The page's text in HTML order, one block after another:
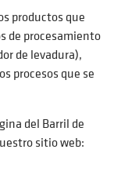
productos que
de procesamiento
de levadura),
procesos que se
del Barril de
sitio web: